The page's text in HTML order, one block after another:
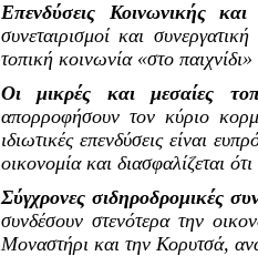
Επενδύσεις Κοινωνικής και
συνεταιρισμοί και
τοπική κοινωνία «στο
Οι μικρές και μεσαίες
απορροφήσουν τον κύριο
ιδιωτικές επενδύσεις είναι
οικονομία και διασφαλίζεται
Σύγχρονες σιδηροδρομικές
συνδέσουν στενότερα την
Μοναστήρι και την Κορυτσά,